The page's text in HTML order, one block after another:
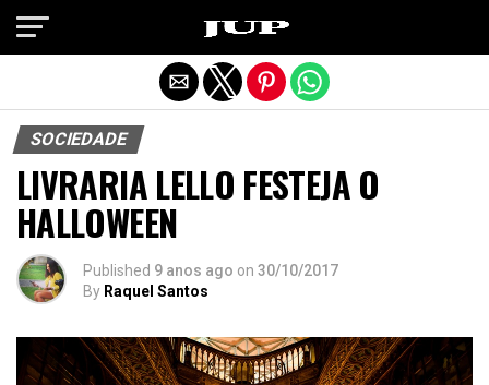
SOCIEDADE
LIVRARIA LELLO FESTEJA O
HALLOWEEN
Published 9 anos ago on 30/10/2017
By Raquel Santos
Exit mobile version